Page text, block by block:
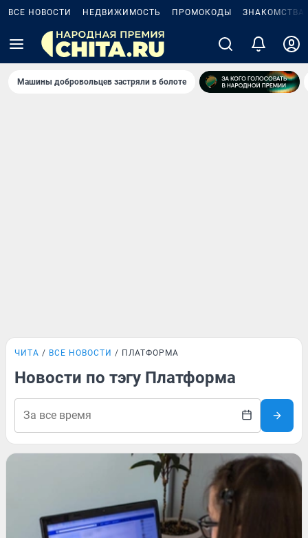
ВСЕ НОВОСТИ НЕДВИЖИМОСТЬ ПРОМОКОДЫ ЗНАКОМСТВА
Машины добровольцев застряли в болоте
ЧИТА ВСЕ НОВОСТИ ПЛАТФОРМА
Новости по тэгу Платформа